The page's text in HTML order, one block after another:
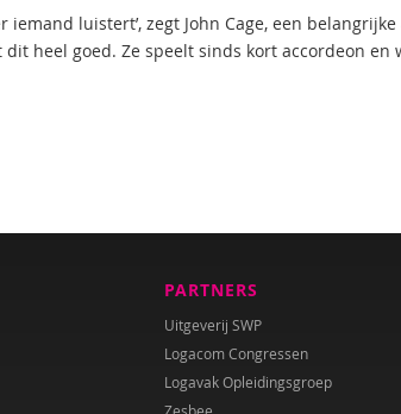
iemand luistert’, zegt John Cage, een
dit heel goed. Ze speelt sinds kort accordeon
PARTNERS
Uitgeverij SWP
Logacom Congressen
Logavak Opleidingsgroep